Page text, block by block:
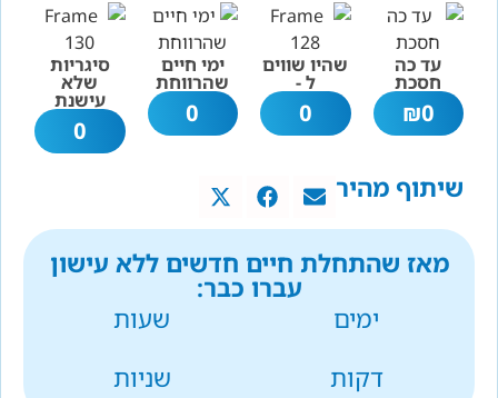
עד כה
חסכת
0
₪
שהיו שווים
ל -
0
ימי חיים
שהרווחת
0
סיגריות
שלא
עישנת
0
שיתוף מהיר
מאז שהתחלת חיים חדשים ללא עישון
עברו כבר:
ימים
שעות
דקות
שניות